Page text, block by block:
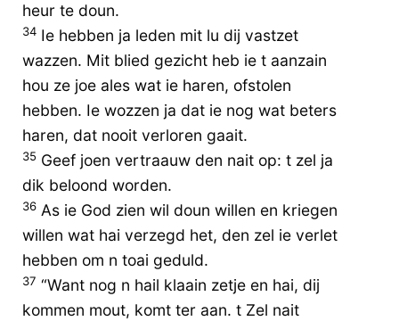
heur te doun.
34 Ie hebben ja leden mit lu dij vastzet
wazzen. Mit blied gezicht heb ie t aanzain
hou ze joe ales wat ie haren, ofstolen
hebben. Ie wozzen ja dat ie nog wat beters
haren, dat nooit verloren gaait.
35 Geef joen vertraauw den nait op: t zel ja
dik beloond worden.
36 As ie God zien wil doun willen en kriegen
willen wat hai verzegd het, den zel ie verlet
hebben om n toai geduld.
37 “Want nog n hail klaain zetje en hai, dij
kommen mout, komt ter aan. t Zel nait